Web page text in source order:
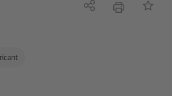
Partagerimprimer